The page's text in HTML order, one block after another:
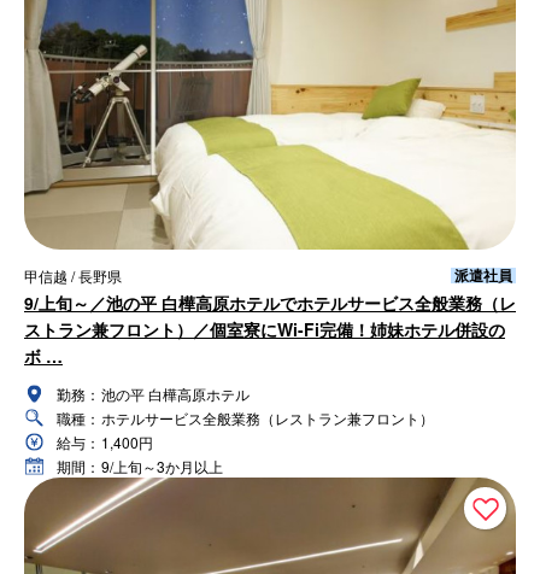
甲信越 / 長野県 派遣社員
9/上旬～／池の平 白樺高原ホテルでホテルサービス全般業務（レ
ストラン兼フロント）／個室寮にWi-Fi完備！姉妹ホテル併設の
ボ …
勤務： 池の平 白樺高原ホテル
職種： ホテルサービス全般業務（レストラン兼フロント）
給与： 1,400円
期間： 9/上旬～3か月以上